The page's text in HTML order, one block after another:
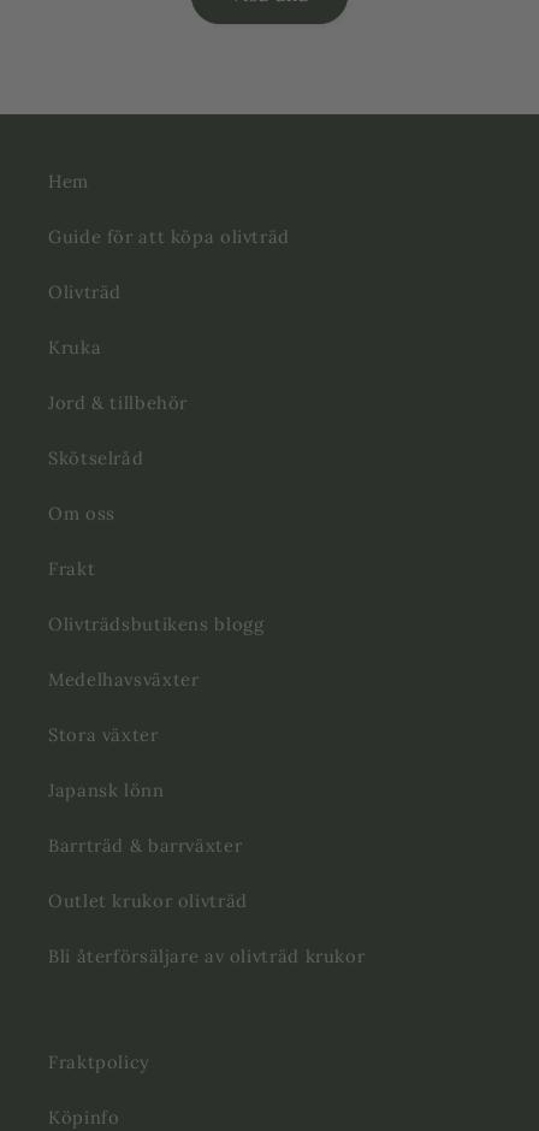
Hem
Guide för att köpa olivträd
Olivträd
Kruka
Jord & tillbehör
Skötselråd
Om oss
Frakt
Olivträdsbutikens blogg
Medelhavsväxter
Stora växter
Japansk lönn
Barrträd & barrväxter
Outlet krukor olivträd
Bli återförsäljare av olivträd krukor
Fraktpolicy
Köpinfo